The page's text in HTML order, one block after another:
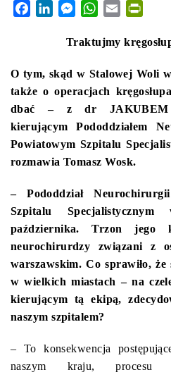
FacebookLinkedInMessenger
WhatsApp
Email
Traktujmy
O tym, skąd w Stalowej Woli
także o operacjach
dbać – z dr JAKUBEM
kierującym Pododdziałem
Powiatowym Szpitalu
rozmawia Tomasz Wosk.
– Pododdział
Szpitalu
października. Trzon jego
neurochirurdzy związani z
warszawskim. Co sprawiło,
w wielkich miastach – na
kierującym tą ekipą,
naszym szpitalem?
– To konsekwencja
naszym kraju, procesu